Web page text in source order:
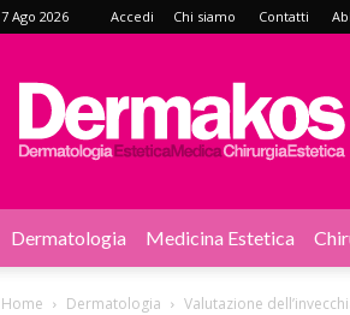
7 Ago 2026 Accedi Chi siamo Contatti
Dermakos
Dermatologia Medicina Estetica
Home Dermatologia Valutazione